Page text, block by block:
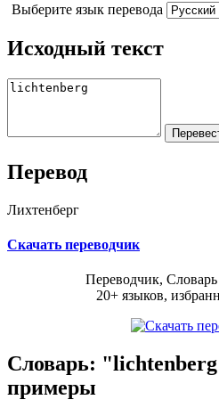
Выберите язык перевода
Исходный текст
Перевод
Лихтенберг
Скачать переводчик
Переводчик,
20+ языков,
Словарь:
примеры